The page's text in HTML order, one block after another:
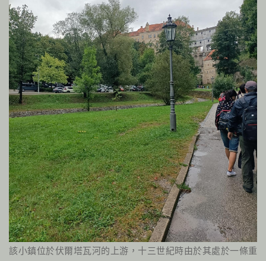
該小鎮位於伏爾塔瓦河的上游，十三世紀時由於其處於一條重